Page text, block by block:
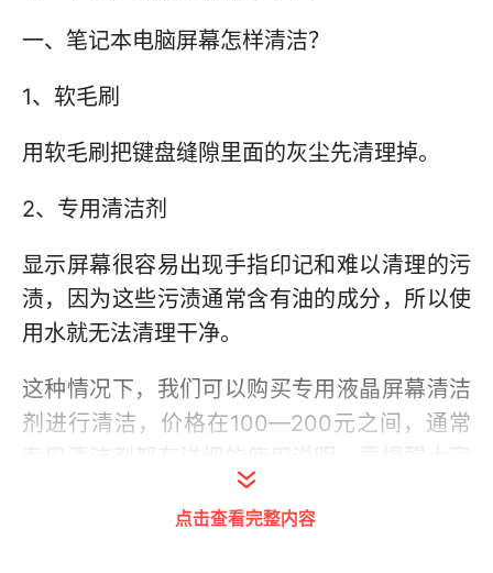
一、笔记本电脑屏幕怎样清洁？
1、软毛刷
用软毛刷把键盘缝隙里面的灰尘先清理掉。
2、专用清洁剂
显示屏幕很容易出现手指印记和难以清理的污
渍，因为这些污渍通常含有油的成分，所以使
用水就无法清理干净。
这种情况下，我们可以购买专用液晶屏幕清洁
剂进行清洁，价格在100—200元之间，通常
一点，尽量去大商场购买专用清洁剂，不要为
了省钱而购买一些不知名的清洁剂，因为这种
点击查看完整内容